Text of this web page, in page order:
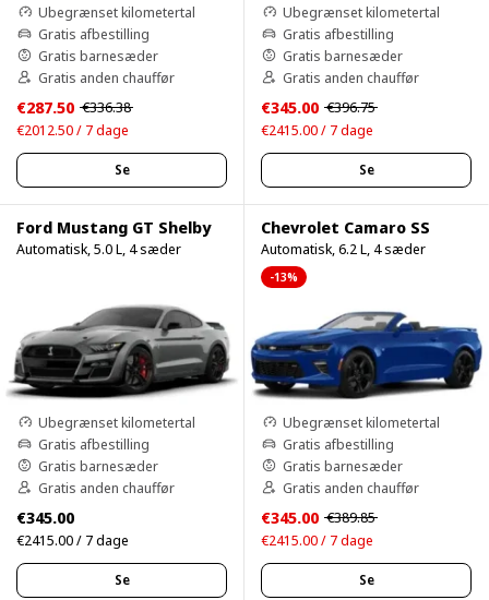
Ubegrænset kilometertal
Gratis afbestilling
Gratis barnesæder
Gratis anden chauffør
€287.50 €336.38
€2012.50 / 7 dage
Se
Ubegrænset kilometertal
Gratis afbestilling
Gratis barnesæder
Gratis anden chauffør
€345.00 €396.75
€2415.00 / 7 dage
Se
Ford Mustang GT Shelby
Automatisk, 5.0 L, 4 sæder
Ubegrænset kilometertal
Gratis afbestilling
Gratis barnesæder
Gratis anden chauffør
€345.00
€2415.00 / 7 dage
Se
Chevrolet Camaro SS
Automatisk, 6.2 L, 4 sæder
-13%
Ubegrænset kilometertal
Gratis afbestilling
Gratis barnesæder
Gratis anden chauffør
€345.00 €389.85
€2415.00 / 7 dage
Se